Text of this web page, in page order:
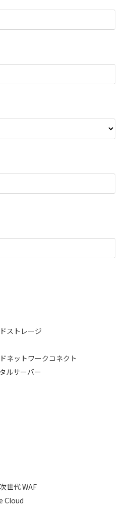
ストレージ
ネットワークコネクト
ルサーバー
世代 WAF
Cloud